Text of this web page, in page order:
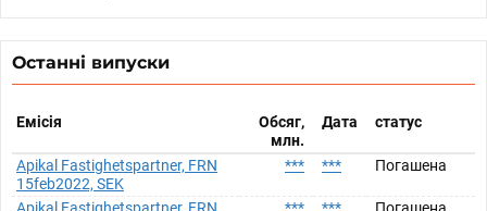
Останні випуски
Емісія
Обсяг,
млн.
Дата статус
Apikal Fastighetspartner, FRN
15feb2022, SEK
*** *** Погашена